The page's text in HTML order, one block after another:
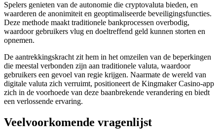
Spelers genieten van de autonomie die cryptovaluta bieden, en
waarderen de anonimiteit en geoptimaliseerde beveiligingsfuncties.
Deze methode maakt traditionele bankprocessen overbodig,
waardoor gebruikers vlug en doeltreffend geld kunnen storten en
opnemen.
De aantrekkingskracht zit hem in het omzeilen van de beperkingen
die meestal verbonden zijn aan traditionele valuta, waardoor
gebruikers een gevoel van regie krijgen. Naarmate de wereld van
digitale valuta zich verruimt, positioneert de Kingmaker Casino-app
zich in de voorhoede van deze baanbrekende verandering en biedt
een verlossende ervaring.
Veelvoorkomende vragenlijst